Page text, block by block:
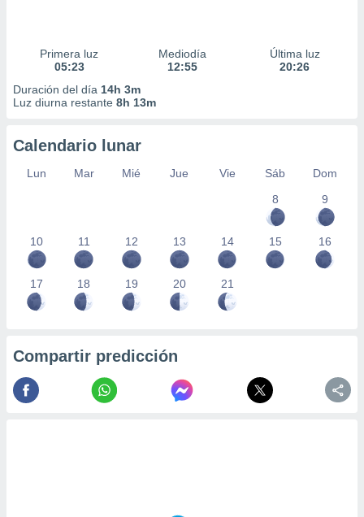
Primera luz
05:23
Mediodía
12:55
Última luz
20:26
Duración del día 14h 3m
Luz diurna restante 8h 13m
Calendario lunar
Lun Mar Mié Jue Vie Sáb
Dom
8
9
10 11 12 13 14 15 16
17 18 19 20 21
Compartir predicción